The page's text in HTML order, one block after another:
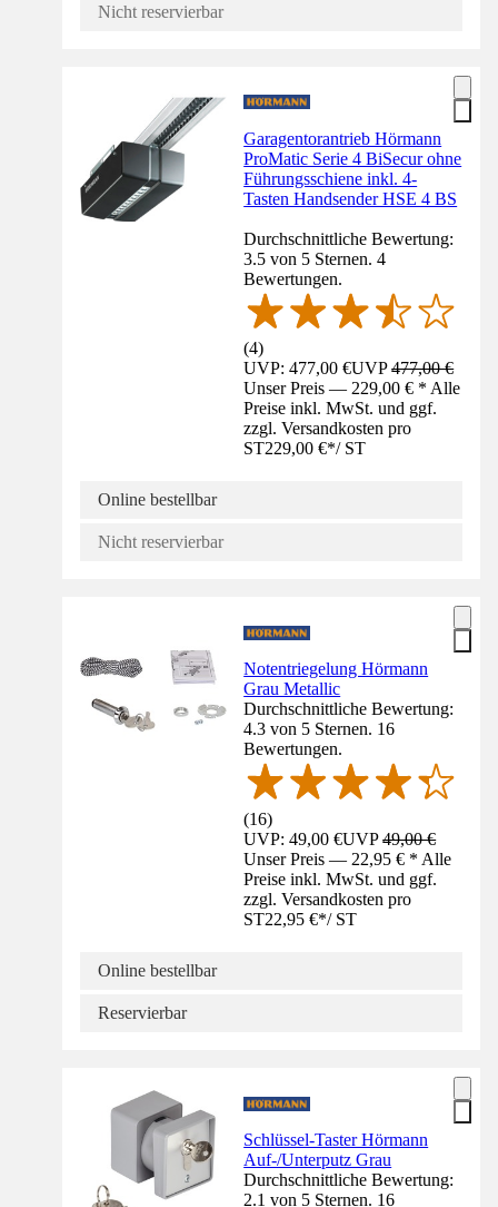
Nicht reservierbar
Garagentorantrieb Hörmann
ProMatic Serie 4 BiSecur ohne
Führungsschiene inkl. 4-
Tasten Handsender HSE 4 BS
Durchschnittliche Bewertung:
3.5 von 5 Sternen. 4
Bewertungen.
(4)
UVP: 477,00 €UVP477,00 €
Unser Preis — 229,00 € * Alle
Preise inkl. MwSt. und ggf.
zzgl. Versandkosten pro
ST229,00 €*/ ST
Online bestellbar
Nicht reservierbar
Notentriegelung Hörmann
Grau Metallic
Durchschnittliche Bewertung:
4.3 von 5 Sternen. 16
Bewertungen.
(16)
UVP: 49,00 €UVP49,00 €
Unser Preis — 22,95 € * Alle
Preise inkl. MwSt. und ggf.
zzgl. Versandkosten pro
ST22,95 €*/ ST
Online bestellbar
Reservierbar
Schlüssel-Taster Hörmann
Auf-/Unterputz Grau
Durchschnittliche Bewertung:
2.1 von 5 Sternen. 16